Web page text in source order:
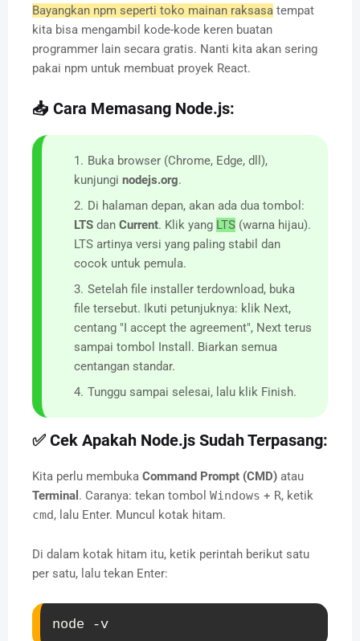
Bayangkan npm seperti toko mainan raksasa tempat
kita bisa mengambil kode-kode keren buatan
programmer lain secara gratis. Nanti kita akan sering
pakai npm untuk membuat proyek React.
📥 Cara Memasang Node.js:
Buka browser (Chrome, Edge, dll),
kunjungi nodejs.org.
Di halaman depan, akan ada dua tombol:
LTS dan Current. Klik yang LTS (warna hijau).
LTS artinya versi yang paling stabil dan
cocok untuk pemula.
Setelah file installer terdownload, buka
file tersebut. Ikuti petunjuknya: klik Next,
centang "I accept the agreement", Next terus
sampai tombol Install. Biarkan semua
centangan standar.
Tunggu sampai selesai, lalu klik Finish.
✅ Cek Apakah Node.js Sudah Terpasang:
Kita perlu membuka Command Prompt (CMD) atau
Terminal . Caranya: tekan tombol Windows + R, ketik
cmd, lalu Enter. Muncul kotak hitam.
Di dalam kotak hitam itu, ketik perintah berikut satu
per satu, lalu tekan Enter:
node -v